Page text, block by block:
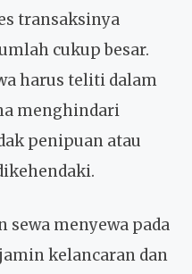
transaksinya
cukup besar.
harus teliti dalam
menghindari
penipuan atau
menyewa pada
kelancaran dan